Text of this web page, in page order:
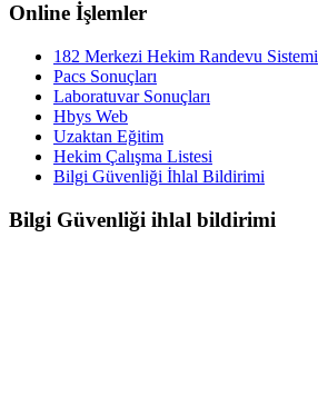
Online İşlemler
182 Merkezi Hekim Randevu Sistemi
Pacs Sonuçları
Laboratuvar Sonuçları
Hbys Web
Uzaktan Eğitim
Hekim Çalışma Listesi
Bilgi Güvenliği İhlal Bildirimi
Bilgi Güvenliği ihlal bildirimi